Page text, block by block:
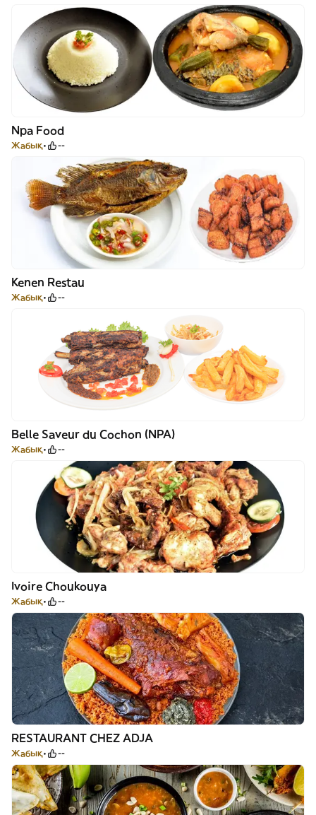
Npa Food
Жабық --
Kenen Restau
Жабық --
Belle Saveur du Cochon (NPA)
Жабық --
Ivoire Choukouya
Жабық --
RESTAURANT CHEZ ADJA
Жабық --